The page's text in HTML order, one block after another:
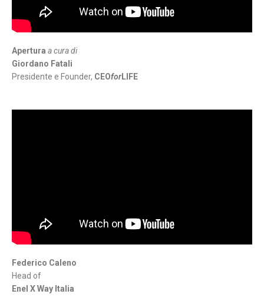
Apertura a cura di
Giordano Fatali
Presidente e Founder, CEOforLIFE
Federico Caleno
Head of
Enel X Way Italia